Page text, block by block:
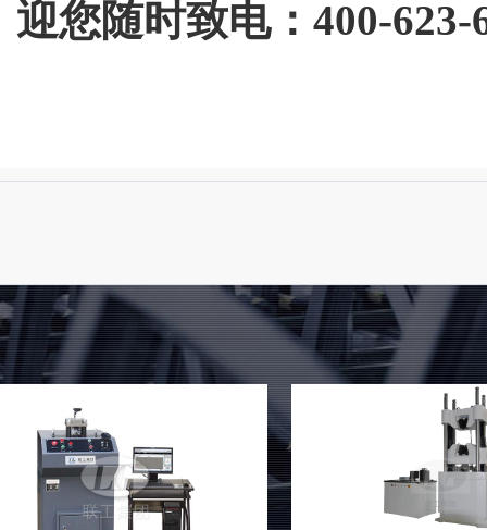
迎您随时致电：400-